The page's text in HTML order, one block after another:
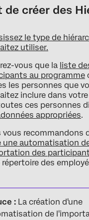
de créer des
le type de
utiliser.
vous que la liste
au programme
les personnes que
inclure dans
ces personnes
appropriées.
vous recommandons
une automatisation
des
des
: La création d'une
de